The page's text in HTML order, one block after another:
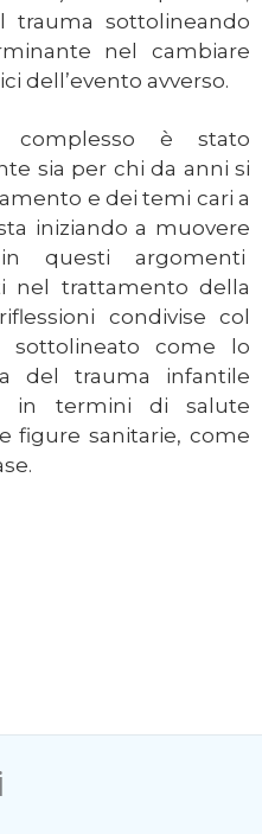
trauma sottolineando
nel cambiare
dell’evento avverso.
è stato
sia per chi da anni si
e dei temi cari a
iniziando a muovere
questi argomenti
nel trattamento della
condivise col
sottolineato come lo
del trauma infantile
in termini di salute
figure sanitarie, come